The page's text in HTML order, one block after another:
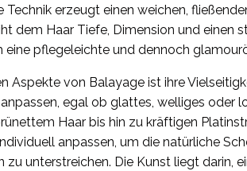
Technik erzeugt einen weichen,
dem Haar Tiefe, Dimension und einen
eine pflegeleichte und dennoch
Aspekte von Balayage ist ihre
egal ob glattes, welliges oder
Haar bis hin zu kräftigen
anpassen, um die natürliche
zu unterstreichen. Die Kunst liegt darin,